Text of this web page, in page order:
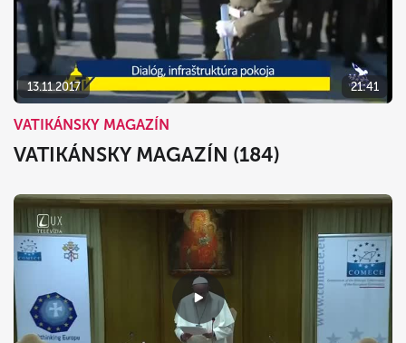
13.11.2017 21:41
VATIKÁNSKY MAGAZÍN
VATIKÁNSKY MAGAZÍN (184)